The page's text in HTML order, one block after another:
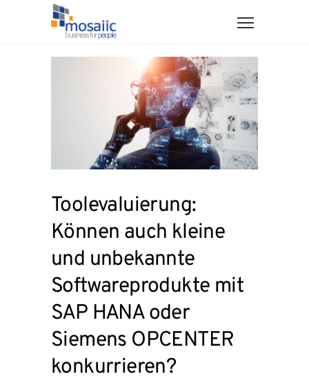
Toolevaluierung:
Können auch kleine
und unbekannte
Softwareprodukte mit
SAP HANA oder
Siemens OPCENTER
konkurrieren?